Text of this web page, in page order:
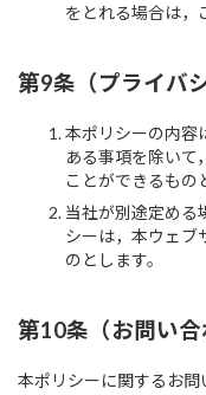
をとれる場合は，
第9条（プライバ
本ポリシーの内容
ある事項を除いて
ことができるもの
当社が別途定める
シーは，本ウェブ
のとします。
第10条（お問い合
本ポリシーに関するお